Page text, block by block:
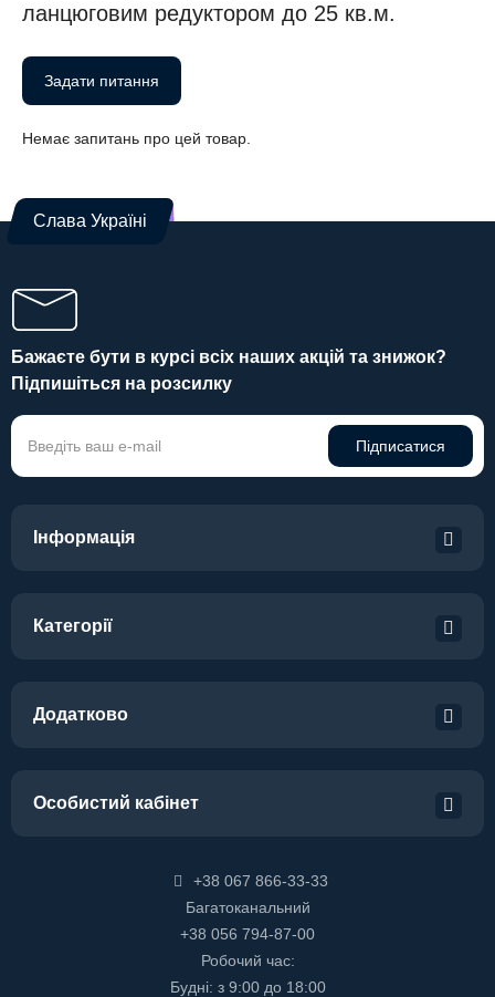
ланцюговим редуктором до 25 кв.м.
Задати питання
Немає запитань про цей товар.
Слава Україні
Бажаєте бути в курсі всіх наших акцій та знижок?
Підпишіться на розсилку
Підписатися
Інформація
Категорії
Додатково
Особистий кабінет
+38 067 866-33-33
Багатоканальний
+38 056 794-87-00
Робочий час:
Будні: з 9:00 до 18:00